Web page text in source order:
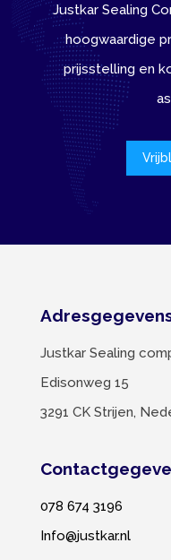
Justkar Sealing
hoogwaardige
prijsstelling en
Justkar Sealing
Edisonweg 15
3291 CK Strijen,
078 674 3196
Info@justkar.nl